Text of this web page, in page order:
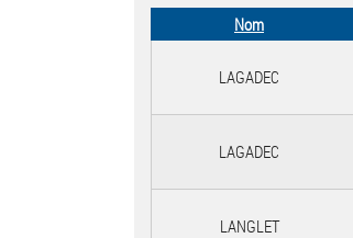
Nom
LAGADEC
LAGADEC
LANGLET